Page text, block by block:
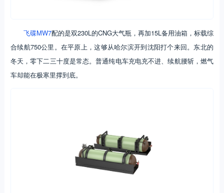
飞碟MW7配的是双230L的CNG大气瓶，再加15L备用油箱，标载综
合续航750公里。在平原上，这够从哈尔滨开到沈阳打个来回。东北的
冬天，零下二三十度是常态。普通纯电车充电充不进、续航腰斩，燃气
车却能在极寒里撑到底。